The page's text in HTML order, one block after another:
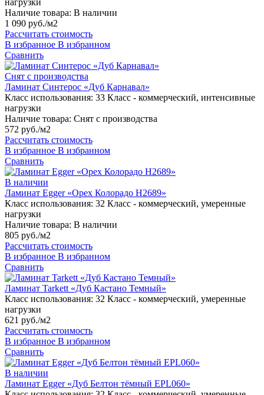
нагрузки
Наличие товара: В наличии
1 090 руб./м2
Рассчитать стоимость
В избранное В избранном
Сравнить
Снят с производства
Ламинат Синтерос «Дуб Карнавал»
Класс использования: 33 Класс - коммерческий, интенсивные
нагрузки
Наличие товара: Снят с производства
572 руб./м2
Рассчитать стоимость
В избранное В избранном
Сравнить
В наличии
Ламинат Egger «Орех Колорадо H2689»
Класс использования: 32 Класс - коммерческий, умеренные
нагрузки
Наличие товара: В наличии
805 руб./м2
Рассчитать стоимость
В избранное В избранном
Сравнить
Ламинат Tarkett «Дуб Кастано Темный»
Класс использования: 32 Класс - коммерческий, умеренные
нагрузки
621 руб./м2
Рассчитать стоимость
В избранное В избранном
Сравнить
В наличии
Ламинат Egger «Дуб Белтон тёмный EPL060»